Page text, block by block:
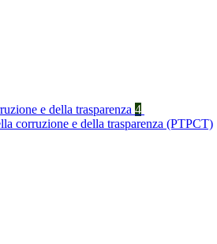
e della trasparenza 4
corruzione e della trasparenza (PTPCT)